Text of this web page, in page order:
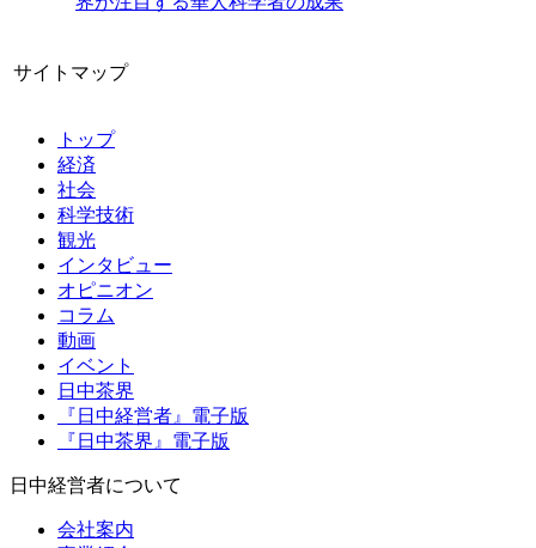
サイトマップ
トップ
経済
社会
科学技術
観光
インタビュー
オピニオン
コラム
動画
イベント
日中茶界
『日中経営者』電子版
『日中茶界』電子版
日中経営者について
会社案内